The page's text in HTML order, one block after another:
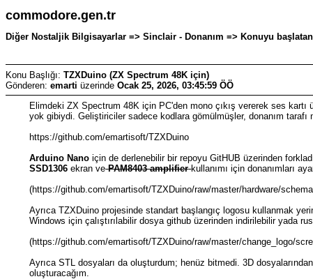
commodore.gen.tr
Diğer Nostaljik Bilgisayarlar => Sinclair - Donanım => Konuyu
Konu Başlığı: TZXDuino (ZX Spectrum 48K için)
Gönderen: emarti üzerinde Ocak 25, 2026, 03:45:59 ÖÖ
Elimdeki ZX Spectrum 48K için PC'den mono çıkış vererek ses
yok gibiydi. Geliştiriciler sadece kodlara gömülmüşler, donanım
https://github.com/emartisoft/TZXDuino
Arduino Nano için de derlenebilir bir repoyu GitHUB üzerinden
SSD1306 ekran ve PAM8403 amplifier kullanımı için donanımları
(https://github.com/emartisoft/TZXDuino/raw/master/hardware/
Ayrıca TZXDuino projesinde standart başlangıç logosu kullanmak
Windows için çalıştırılabilir dosya github üzerinden indirilebilir yada
(https://github.com/emartisoft/TZXDuino/raw/master/change_logo/
Ayrıca STL dosyaları da oluşturdum; henüz bitmedi. 3D
oluşturacağım.